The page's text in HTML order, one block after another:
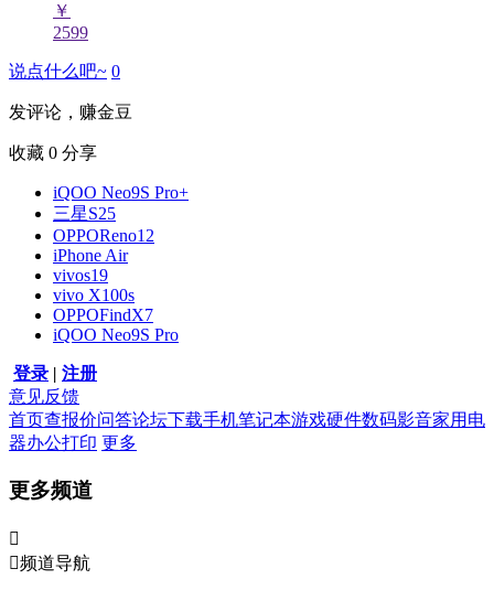
￥
2599
说点什么吧~ 0
发评论，赚金豆
收藏 0 分享
iQOO Neo9S Pro+
三星S25
OPPOReno12
iPhone Air
vivos19
vivo X100s
OPPOFindX7
iQOO Neo9S Pro
登录 | 注册
意见反馈
首页查报价问答论坛下载手机笔记本游戏硬件数码影音家用电
器办公打印 更多
更多频道

频道导航